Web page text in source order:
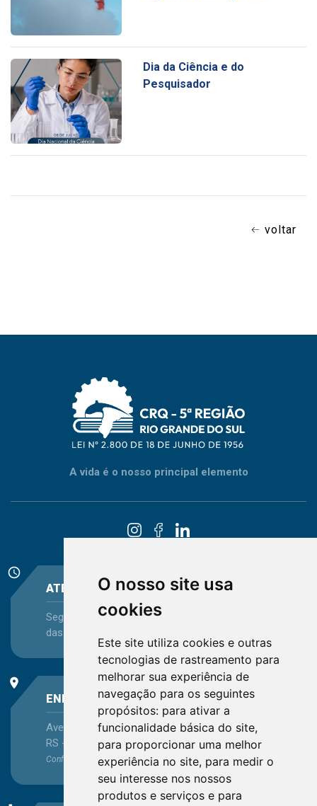
O nosso site usa
cookies
Este site utiliza cookies e outras
tecnologias de rastreamento para
melhorar sua experiência de
navegação para os seguintes
propósitos: para ativar a
funcionalidade básica do site,
para proporcionar uma melhor
experiência no site, para medir o
seu interesse nos nossos
produtos e serviços e para
Dia da Ciência e do
Pesquisador
voltar
A vida é o nosso principal elemento
schedule
ATENDIMENTO
Segunda-feira a Sexta-feira - das 08:30 às 12:15 e
das 13:30 às 16:45
place
ENDEREÇO
Avenida Itaqui, 45, Bairro Petrópolis, Porto Alegre -
RS - CEP 90460-140
Confira as demaislocalizações no Estado